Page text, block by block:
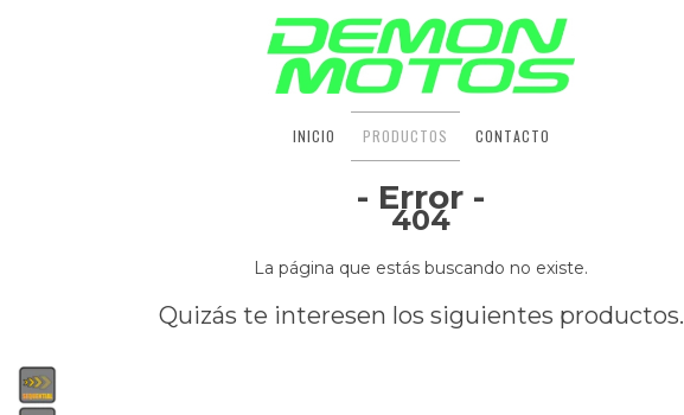
INICIO PRODUCTOS CONTACTO
- Error -
404
La página que estás buscando no existe.
Quizás te interesen los siguientes productos.